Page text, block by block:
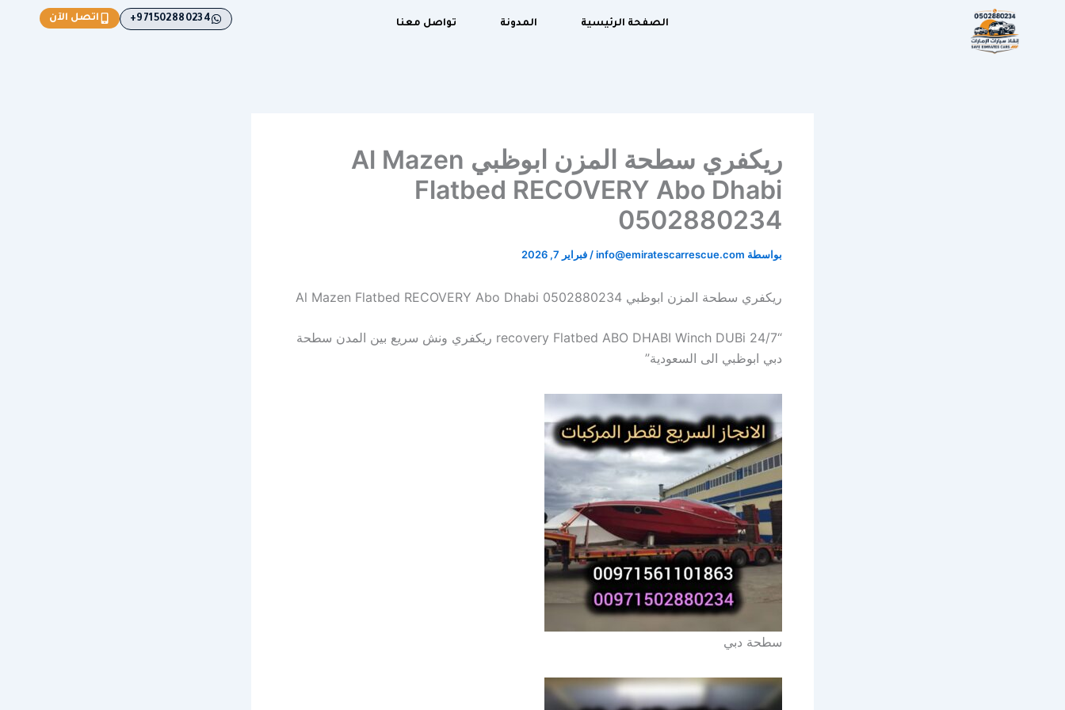
الصفحة الرئيسية المدونة تواصل معنا اتصل الآن 971502880234+
ريكفري سطحة المزن ابوظبي Al Mazen
Flatbed RECOVERY Abo Dhabi
0502880234
بواسطة info@emiratescarrescue.com
/ فبراير 7, 2026
ريكفري سطحة المزن ابوظبي Al Mazen Flatbed RECOVERY Abo Dhabi 0502880234
“recovery Flatbed ABO DHABI Winch DUBi 24/7 ريكفري ونش سريع بين المدن سطحة
دبي ابوظبي الى السعودية”
سطحة دبي